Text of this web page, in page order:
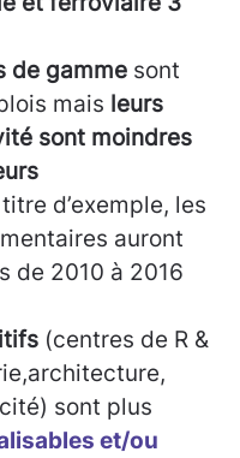
de gamme sont
mais leurs
sont moindres
d’exemple, les
auront
de 2010 à 2016
(centres de R &
sont plus
et/ou